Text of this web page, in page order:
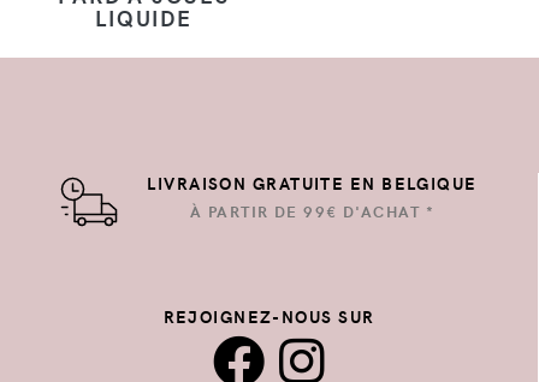
LIQUIDE
LIVRAISON GRATUITE EN BELGIQUE
À PARTIR DE 99€ D'ACHAT *
REJOIGNEZ-NOUS SUR